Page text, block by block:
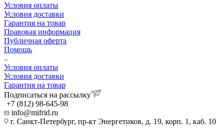
Условия оплаты
Условия доставки
Гарантия на товар
Правовая информация
Публичная оферта
Помощь
Условия оплаты
Условия доставки
Гарантия на товар
Подписаться на рассылку
+7 (812) 98-645-98
info@mifrid.ru
г. Санкт-Петербург, пр-кт Энергетиков, д. 19, корп. 1, каб. 10